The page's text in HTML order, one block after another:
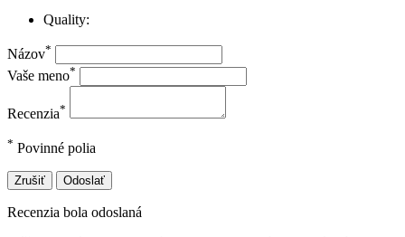
Quality:
Názov*
Vaše meno*
Recenzia*
* Povinné polia
Zrušiť Odoslať
Recenzia bola odoslaná